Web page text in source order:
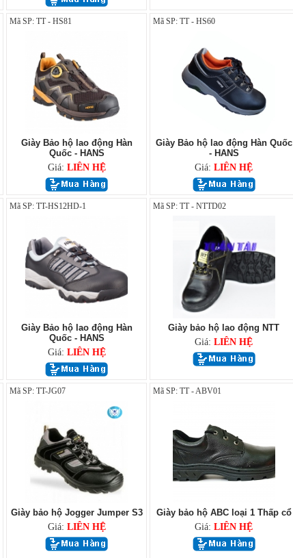
Mã SP: TT - HS81
Giày Bảo hộ lao động Hàn
Quốc - HANS
Giá: LIÊN HỆ
Mã SP: TT - HS60
Giày Bảo hộ lao động Hàn Quốc
- HANS
Giá: LIÊN HỆ
Mã SP: TT-HS12HD-1
Giày Bảo hộ lao động Hàn
Quốc - HANS
Giá: LIÊN HỆ
Mã SP: TT - NTTD02
Giày bảo hộ lao động NTT
Giá: LIÊN HỆ
Mã SP: TT-JG07
Giày bảo hộ Jogger Jumper S3
Giá: LIÊN HỆ
Mã SP: TT - ABV01
Giày bảo hộ ABC loại 1 Thấp cổ
Giá: LIÊN HỆ